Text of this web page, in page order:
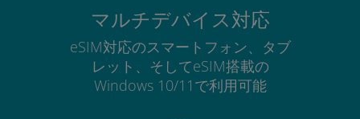
マルチデバイス対応
eSIM対応のスマートフォン、タブ
レット、そしてeSIM搭載の
Windows 10/11で利用可能